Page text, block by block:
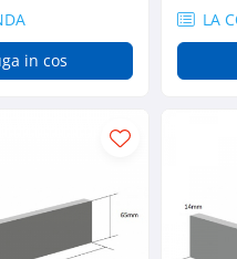
in cos
LA